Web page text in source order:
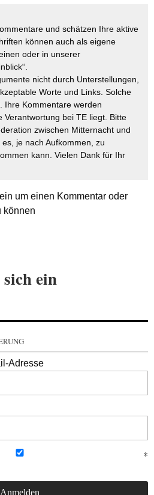
und schätzen Ihre aktive
können auch als eigene
oder in unserer
nicht durch Unterstellungen,
Worte und Links. Solche
Ihre Kommentare werden
Verantwortung bei TE liegt. Bitte
zwischen Mitternacht und
je nach Aufkommen, zu
kann. Vielen Dank für Ihr
um einen Kommentar oder
können
ein
Adresse